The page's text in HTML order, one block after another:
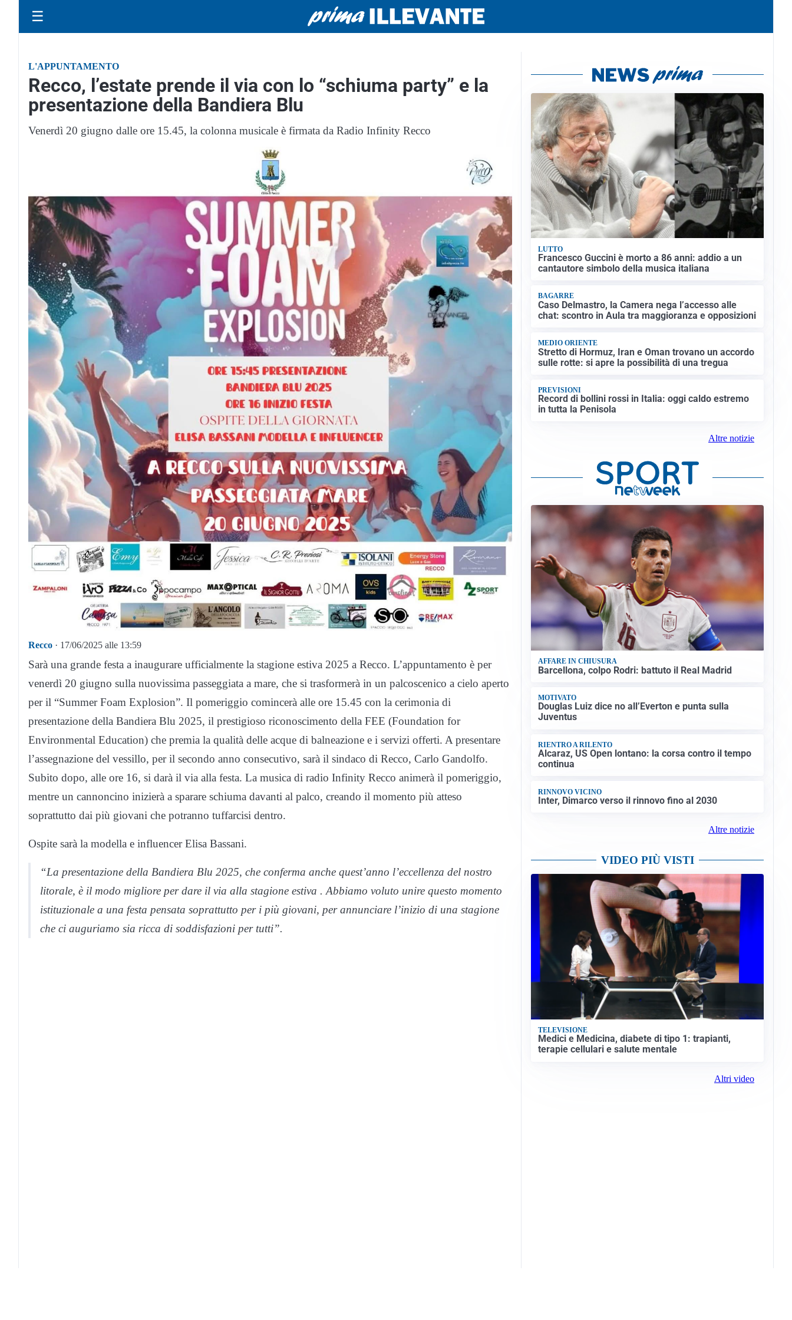
☰
L'APPUNTAMENTO
Recco, l’estate prende il via con lo “schiuma party” e la
presentazione della Bandiera Blu
Venerdì 20 giugno dalle ore 15.45, la colonna musicale è firmata da Radio Infinity Recco
Recco · 17/06/2025 alle 13:59
Sarà una grande festa a inaugurare ufficialmente la stagione estiva 2025 a Recco. L’appuntamento è per
venerdì 20 giugno sulla nuovissima passeggiata a mare, che si trasformerà in un palcoscenico a cielo aperto
per il “Summer Foam Explosion”. Il pomeriggio comincerà alle ore 15.45 con la cerimonia di
presentazione della Bandiera Blu 2025, il prestigioso riconoscimento della FEE (Foundation for
Environmental Education) che premia la qualità delle acque di balneazione e i servizi offerti. A presentare
l’assegnazione del vessillo, per il secondo anno consecutivo, sarà il sindaco di Recco, Carlo Gandolfo.
Subito dopo, alle ore 16, si darà il via alla festa. La musica di radio Infinity Recco animerà il pomeriggio,
mentre un cannoncino inizierà a sparare schiuma davanti al palco, creando il momento più atteso
soprattutto dai più giovani che potranno tuffarcisi dentro.
Ospite sarà la modella e influencer Elisa Bassani.
“La presentazione della Bandiera Blu 2025, che conferma anche quest’anno l’eccellenza del nostro
litorale, è il modo migliore per dare il via alla stagione estiva . Abbiamo voluto unire questo momento
istituzionale a una festa pensata soprattutto per i più giovani, per annunciare l’inizio di una stagione
che ci auguriamo sia ricca di soddisfazioni per tutti”.
LUTTO
Francesco Guccini è morto a 86 anni: addio a un
cantautore simbolo della musica italiana
BAGARRE
Caso Delmastro, la Camera nega l’accesso alle
chat: scontro in Aula tra maggioranza e opposizioni
MEDIO ORIENTE
Stretto di Hormuz, Iran e Oman trovano un accordo
sulle rotte: si apre la possibilità di una tregua
PREVISIONI
Record di bollini rossi in Italia: oggi caldo estremo
in tutta la Penisola
Altre notizie
AFFARE IN CHIUSURA
Barcellona, colpo Rodri: battuto il Real Madrid
MOTIVATO
Douglas Luiz dice no all’Everton e punta sulla
Juventus
RIENTRO A RILENTO
Alcaraz, US Open lontano: la corsa contro il tempo
continua
RINNOVO VICINO
Inter, Dimarco verso il rinnovo fino al 2030
Altre notizie
VIDEO PIÙ VISTI
TELEVISIONE
Medici e Medicina, diabete di tipo 1: trapianti,
terapie cellulari e salute mentale
Altri video